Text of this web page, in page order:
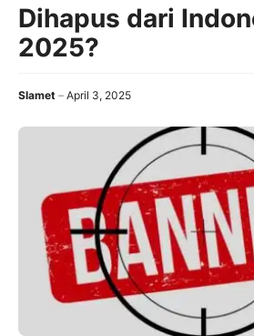
Dihapus dari
2025?
Slamet April 3, 2025